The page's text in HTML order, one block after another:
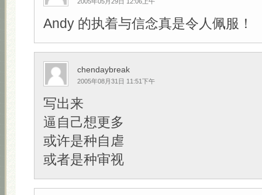
Andy 的执着与信念真是令人佩服！
chendaybreak
2005年08月31日 11:51下午
写出来
逼自己想更多
或许是种自虐
或者是种审视